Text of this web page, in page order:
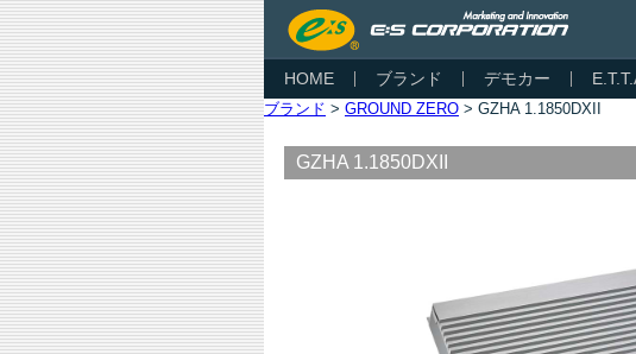
HOME ブランド デモカー
ブランド > GROUND ZERO > GZHA 1.1850DXII
GZHA 1.1850DXII